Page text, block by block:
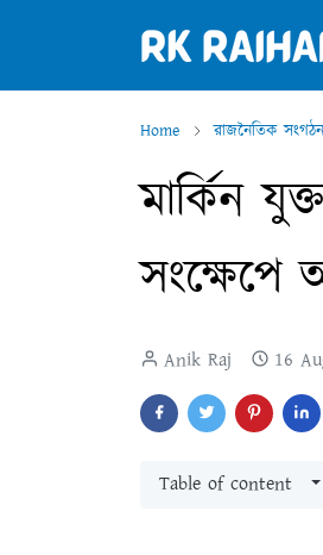
Home রাজনৈতিক
মার্কিন
Anik Raj 16
Table of content